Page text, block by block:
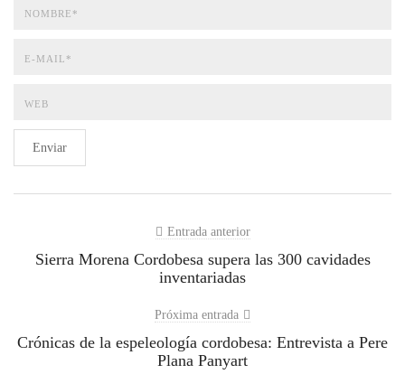
Enviar
Entrada anterior
Sierra Morena Cordobesa supera las 300 cavidades
inventariadas
Próxima entrada
Crónicas de la espeleología cordobesa: Entrevista a Pere
Plana Panyart